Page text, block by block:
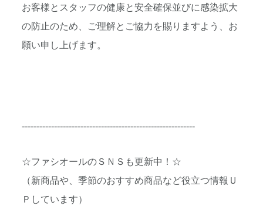
お客様とスタッフの健康と安全確保並びに感染拡大
の防止のため、
ご理解とご協力を賜りますよう、お
願い申し上げます。
-----------------------------------------------------------
☆ファシオールのＳＮＳも更新中！☆
（新商品や、季節のおすすめ商品など役立つ情報Ｕ
Ｐしています）